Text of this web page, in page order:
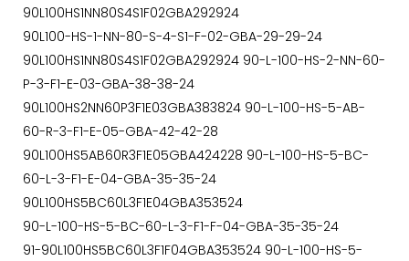
90L100HS1NN80S4S1F02GBA292924
90L100-HS-1-NN-80-S-4-S1-F-02-GBA-29-29-24
90L100HS1NN80S4S1F02GBA292924 90-L-100-HS-2-NN-60-
P-3-F1-E-03-GBA-38-38-24
90L100HS2NN60P3F1E03GBA383824 90-L-100-HS-5-AB-
60-R-3-F1-E-05-GBA-42-42-28
90L100HS5AB60R3F1E05GBA424228 90-L-100-HS-5-BC-
60-L-3-F1-E-04-GBA-35-35-24
90L100HS5BC60L3F1E04GBA353524
90-L-100-HS-5-BC-60-L-3-F1-F-04-GBA-35-35-24
91-90L100HS5BC60L3F1F04GBA353524 90-L-100-HS-5-